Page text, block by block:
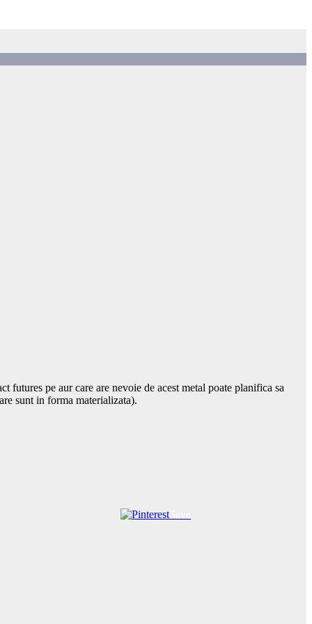
pe aur care are nevoie de acest metal poate planifica sa
sunt in forma materializata).